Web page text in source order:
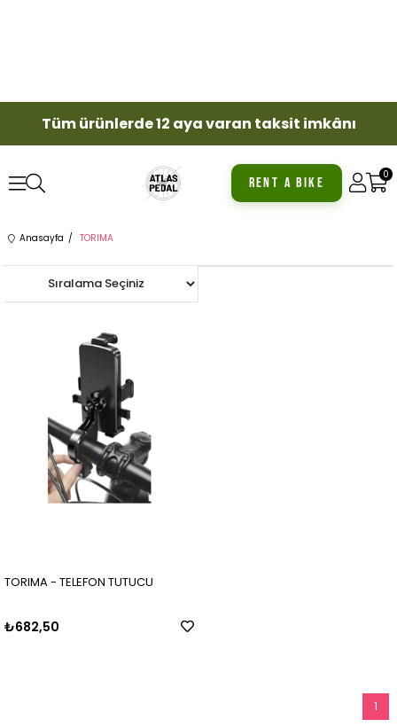
Tüm ürünlerde 12 aya varan taksit imkânı
0
RENT A BIKE
Anasayfa TORIMA
TORIMA - TELEFON TUTUCU
₺682,50
1